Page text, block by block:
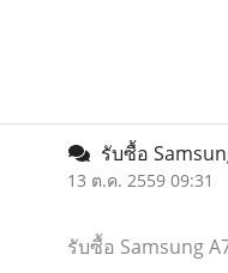
รับซื้อ
13 ต.ค. 2559 09:31
รับซื้อ Samsung